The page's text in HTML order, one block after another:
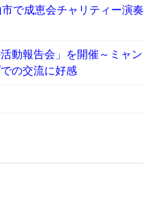
で成恵会チャリティー演奏
動報告会」を開催～ミャン
の交流に好感